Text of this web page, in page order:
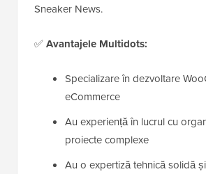
Sneaker News.
✅Avantajele Multidots:
Specializare în dezvoltare
eCommerce
Au experiență în lucrul cu
proiecte complexe
Au o expertiză tehnică solidă